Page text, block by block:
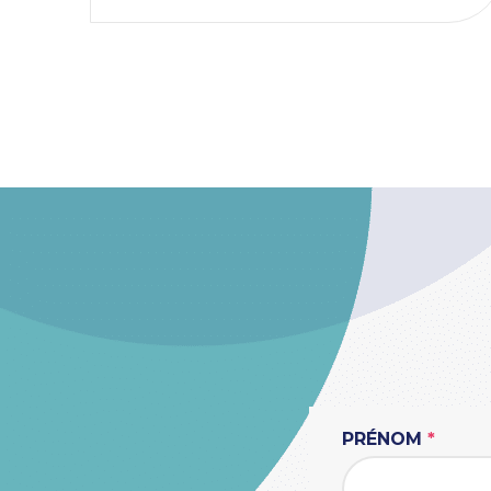
PRÉNOM *